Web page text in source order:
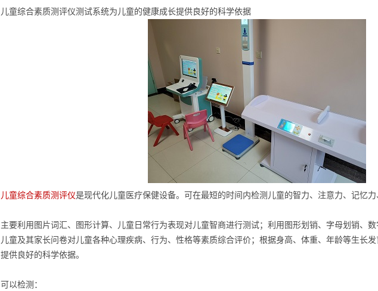
儿童综合素质测评仪测试系统为儿童的健康成长提供良好的科学依据
儿童综合素质测评仪是现代化儿童医疗保健设备。可在最短的时间内检测儿童的智力、注意力、记忆力
主要利用图片词汇、图形计算、儿童日常行为表现对儿童智商进行测试；利用图形划销、字母划销、
儿童及其家长问卷对儿童各种心理疾病、行为、性格等素质综合评价；根据身高、体重、年龄等生长
提供良好的科学依据。
可以检测：